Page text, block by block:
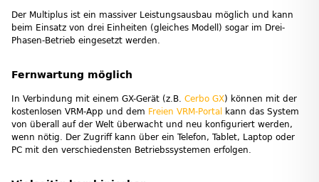
Der Multiplus ist ein massiver Leistungsausbau möglich und kann
beim Einsatz von drei Einheiten (gleiches Modell) sogar im Drei-
Phasen-Betrieb eingesetzt werden.
Fernwartung möglich
In Verbindung mit einem GX-Gerät (z.B. Cerbo GX) können mit der
kostenlosen VRM-App und dem Freien VRM-Portal
kann das System
von überall auf der Welt überwacht und neu konfiguriert werden,
wenn nötig. Der Zugriff kann über ein Telefon, Tablet, Laptop oder
PC mit den verschiedensten Betriebssystemen erfolgen.